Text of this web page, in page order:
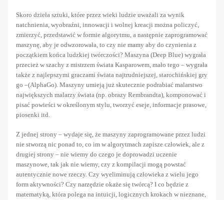
Skoro dzieła sztuki, które przez wieki ludzie uważali za wynik
natchnienia, wyobraźni, innowacji i wolnej kreacji można policzyć,
zmierzyć, przedstawić w formie algorytmu, a następnie zaprogramować
maszynę, aby je odwzorowała, to czy nie mamy aby do czynienia z
początkiem końca ludzkiej twórczości? Maszyna (Deep Blue) wygrała
przecież w szachy z mistrzem świata Kasparowem, mało tego – wygrała
także z najlepszymi graczami świata najtrudniejszej, starochińskiej gry
go –(AlphaGo). Maszyny umieją już skutecznie podrabiać malarstwo
największych malarzy świata (np. obrazy Rembrandta), komponować i
pisać powieści w określonym stylu, tworzyć eseje, informacje prasowe,
piosenki itd.
Z jednej strony – wydaje się, że maszyny zaprogramowane przez ludzi
nie stworzą nic ponad to, co im w algorytmach zapisze człowiek, ale z
drugiej strony – nie wiemy do czego je doprowadzi uczenie
maszynowe, tak jak nie wiemy, czy z kompilacji mogą powstać
autentycznie nowe rzeczy. Czy wyeliminują człowieka z wielu jego
form aktywności? Czy narzędzie okaże się twórcą? I co będzie z
matematyką, która polega na intuicji, logicznych krokach w nieznane,